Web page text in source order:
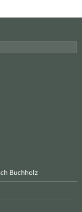
Buchholz